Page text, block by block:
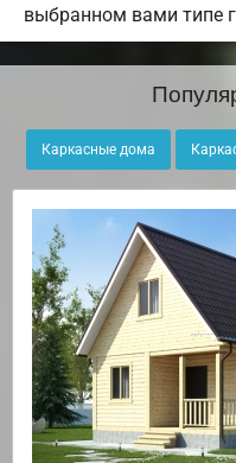
выбранном вами типе
Каркасные дома